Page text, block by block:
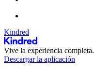
Kindred
Vive la experiencia completa.
Descargar la aplicación